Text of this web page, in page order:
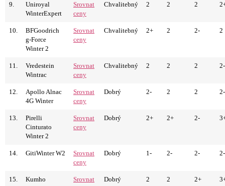
9.
Uniroyal
WinterExpert
Srovnat
ceny
Chvalitebný 2 2 2
10.
BFGoodrich
g-Force
Winter 2
Srovnat
ceny
Chvalitebný 2+ 2 2- 2
11.
Vredestein
Wintrac
Srovnat
ceny
Chvalitebný 2 2 2 2-
12.
Apollo Alnac
4G Winter
Srovnat
ceny
Dobrý 2- 2 2 2-
13.
Pirelli
Cinturato
Winter 2
Srovnat
ceny
Dobrý 2+ 2+ 2-
14. GitiWinter W2
Srovnat
ceny
Dobrý 1- 2- 2- 2-
15.
Kumho
Srovnat
Dobrý 2 2 2+